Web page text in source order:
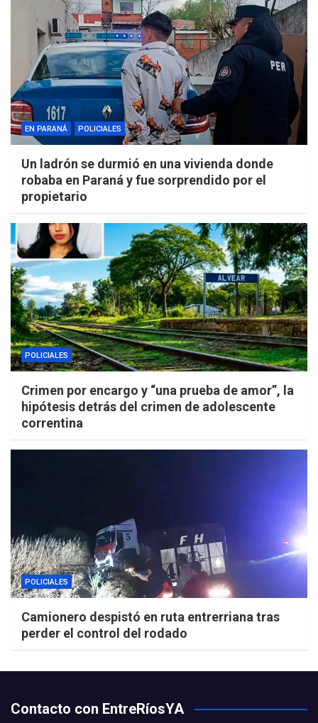
EN PARANÁ POLICIALES
Un ladrón se durmió en una vivienda donde
robaba en Paraná y fue sorprendido por el
propietario
POLICIALES
Crimen por encargo y “una prueba de amor”, la
hipótesis detrás del crimen de adolescente
correntina
POLICIALES
Camionero despistó en ruta entrerriana tras
perder el control del rodado
Contacto con EntreRíosYA